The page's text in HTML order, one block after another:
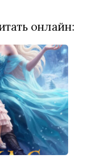
онлайн: